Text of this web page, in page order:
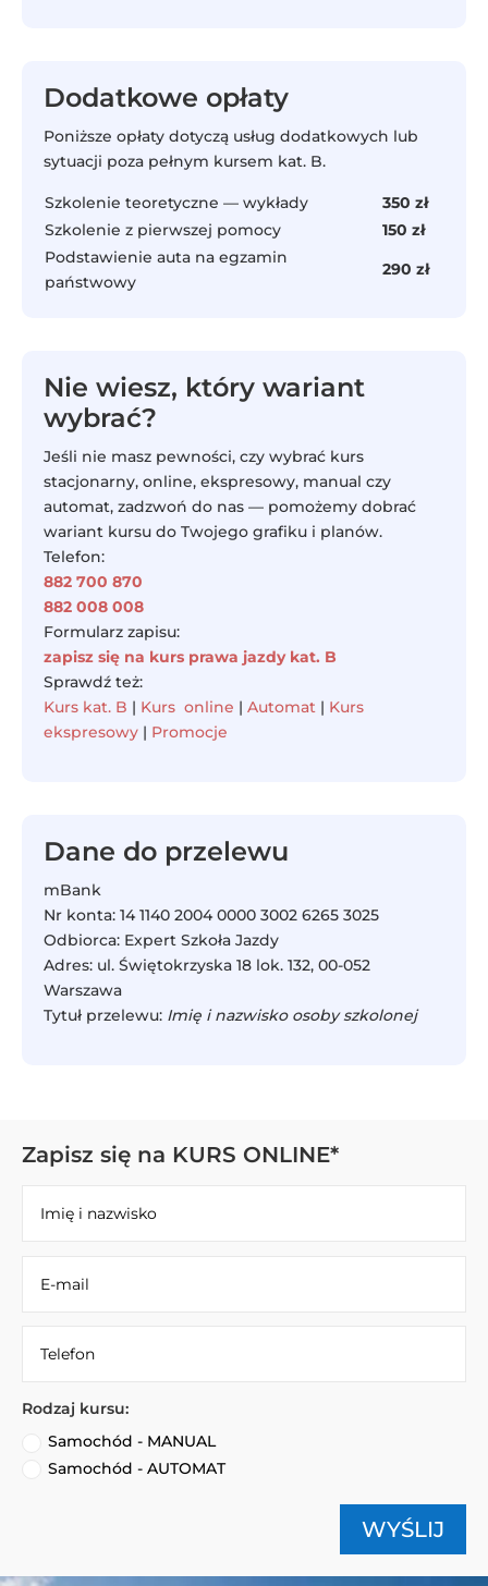
Dodatkowe opłaty
Poniższe opłaty dotyczą usług dodatkowych lub
sytuacji poza pełnym kursem kat. B.
Szkolenie teoretyczne — wykłady
350 zł
Szkolenie z pierwszej pomocy
150 zł
Podstawienie auta na egzamin
państwowy
290 zł
Nie wiesz, który wariant
wybrać?
Jeśli nie masz pewności, czy wybrać kurs
stacjonarny, online, ekspresowy, manual czy
automat, zadzwoń do nas — pomożemy dobrać
wariant kursu do Twojego grafiku i planów.
Telefon:
882 700 870
882 008 008
Formularz zapisu:
zapisz się na kurs prawa jazdy kat. B
Sprawdź też:
Kurs kat. B | Kurs online | Automat | Kurs
ekspresowy | Promocje
Dane do przelewu
mBank
Nr konta: 14 1140 2004 0000 3002 6265 3025
Odbiorca: Expert Szkoła Jazdy
Adres: ul. Świętokrzyska 18 lok. 132, 00-052
Warszawa
Tytuł przelewu: Imię i nazwisko osoby szkolonej
Zapisz się na KURS ONLINE*
Rodzaj kursu:
Samochód - MANUAL
Samochód - AUTOMAT
WYŚLIJ